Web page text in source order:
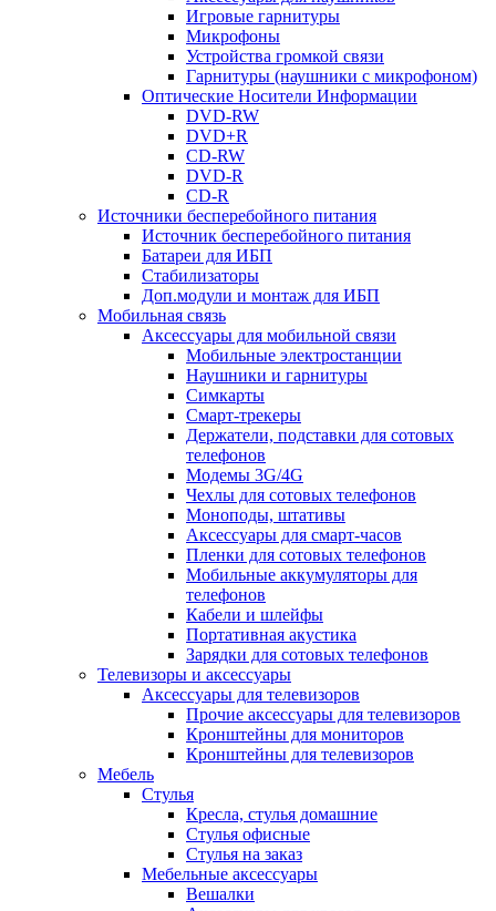
Игровые гарнитуры
Микрофоны
Устройства громкой связи
Гарнитуры (наушники с микрофоном)
Оптические Носители Информации
DVD-RW
DVD+R
CD-RW
DVD-R
CD-R
Источники бесперебойного питания
Источник бесперебойного питания
Батареи для ИБП
Стабилизаторы
Доп.модули и монтаж для ИБП
Мобильная связь
Аксессуары для мобильной связи
Мобильные электростанции
Наушники и гарнитуры
Симкарты
Смарт-трекеры
Держатели, подставки для сотовых
телефонов
Модемы 3G/4G
Чехлы для сотовых телефонов
Моноподы, штативы
Аксессуары для смарт-часов
Пленки для сотовых телефонов
Мобильные аккумуляторы для
телефонов
Кабели и шлейфы
Портативная акустика
Зарядки для сотовых телефонов
Телевизоры и аксессуары
Аксессуары для телевизоров
Прочие аксессуары для телевизоров
Кронштейны для мониторов
Кронштейны для телевизоров
Мебель
Стулья
Кресла, стулья домашние
Стулья офисные
Стулья на заказ
Мебельные аксессуары
Вешалки